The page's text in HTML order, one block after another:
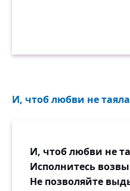
И, чтоб любви не
И, чтоб любви не
Исполнитесь
Не позволяйте